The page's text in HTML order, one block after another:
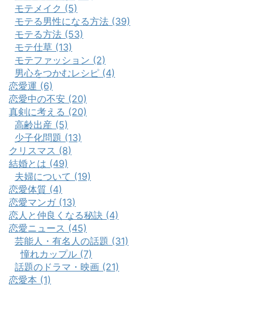
モテメイク (5)
モテる男性になる方法 (39)
モテる方法 (53)
モテ仕草 (13)
モテファッション (2)
男心をつかむレシピ (4)
恋愛運 (6)
恋愛中の不安 (20)
真剣に考える (20)
高齢出産 (5)
少子化問題 (13)
クリスマス (8)
結婚とは (49)
夫婦について (19)
恋愛体質 (4)
恋愛マンガ (13)
恋人と仲良くなる秘訣 (4)
恋愛ニュース (45)
芸能人・有名人の話題 (31)
憧れカップル (7)
話題のドラマ・映画 (21)
恋愛本 (1)